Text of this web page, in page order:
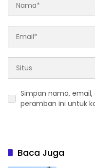
Simpan nama,
peramban ini untuk
Baca Juga